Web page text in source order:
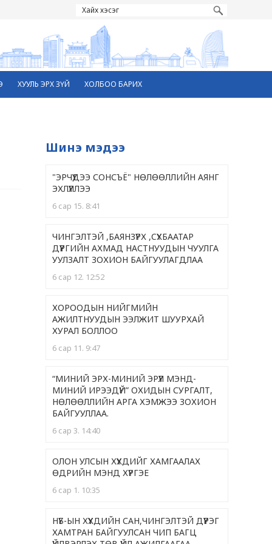
ХУУЛЬ ЭРХ ЗҮЙ ХОЛБОО БАРИХ
Шинэ мэдээ
"ЭРЧҮҮДЭЭ СОНСЪЁ" НӨЛӨӨЛЛИЙН АЯНГ
ЭХЛҮҮЛЛЭЭ
6 сар 15. 8:41
ЧИНГЭЛТЭЙ ,БАЯНЗҮРХ ,CҮХБААТАР
ДҮҮРГИЙН АХМАД НАСТНУУДЫН ЧУУЛГА
УУЛЗАЛТ ЗОХИОН БАЙГУУЛАГДЛАА
6 сар 12. 12:52
ХОРООДЫН НИЙГМИЙН
АЖИЛТНУУДЫН ЭЭЛЖИТ ШУУРХАЙ
ХУРАЛ БОЛЛОО
6 сар 11. 9:47
“МИНИЙ ЭРХ-МИНИЙ ЭРҮҮЛ МЭНД-
МИНИЙ ИРЭЭДҮЙ” ОХИДЫН СУРГАЛТ,
НӨЛӨӨЛЛИЙН АРГА ХЭМЖЭЭ ЗОХИОН
БАЙГУУЛЛАА.
6 сар 3. 14:40
ОЛОН УЛСЫН ХҮҮХДИЙГ ХАМГААЛАХ
ӨДРИЙН МЭНД ХҮРГЭЕ
6 сар 1. 10:35
НҮБ-ЫН ХҮҮХДИЙН САН,ЧИНГЭЛТЭЙ ДҮҮРЭГ
ХАМТРАН БАЙГУУЛСАН ЧИП БАГЦ